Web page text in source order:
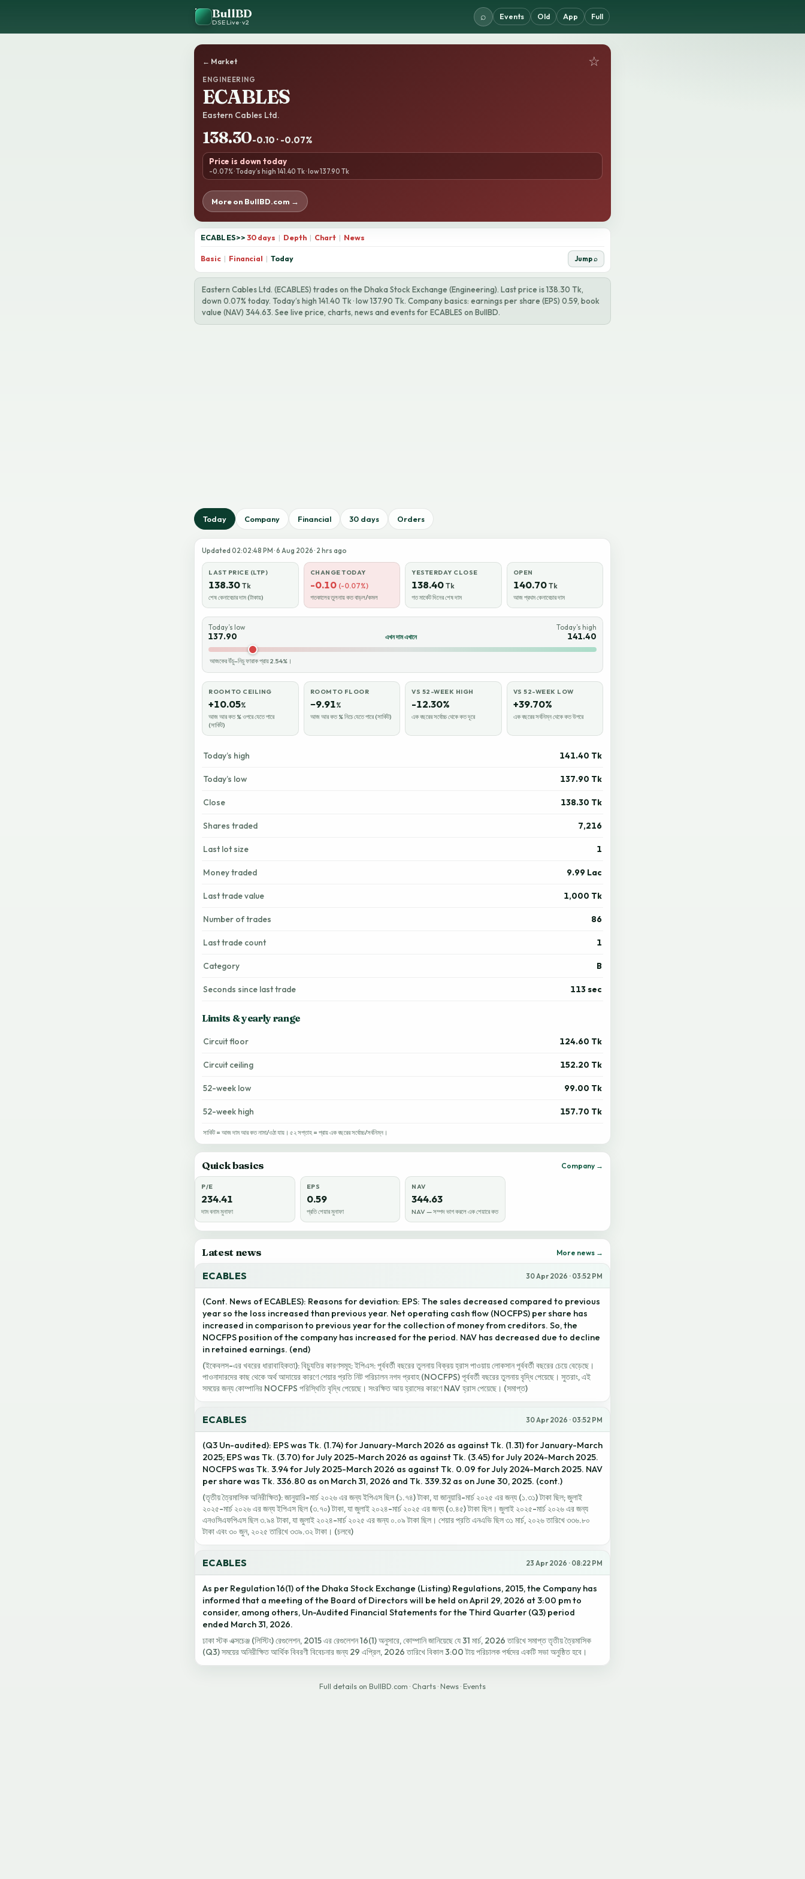
BullBD
DSE Live · v2
⌕ Events Old App Full
← Market ☆
ENGINEERING
ECABLES
Eastern Cables Ltd.
138.30-0.10 · -0.07%
Price is down today
-0.07% · Today’s high 141.40 Tk · low 137.90 Tk
More on BullBD.com →
ECABLES>> 30 days | Depth | Chart | News
Basic | Financial | Today Jump ⌕
Eastern Cables Ltd. (ECABLES) trades on the Dhaka Stock Exchange (Engineering). Last price is 138.30 Tk,
down 0.07% today. Today’s high 141.40 Tk · low 137.90 Tk. Company basics: earnings per share (EPS) 0.59, book
value (NAV) 344.63. See live price, charts, news and events for ECABLES on BullBD.
Today Company Financial 30 days Orders
Updated 02:02:48 PM · 6 Aug 2026 · 2 hrs ago
LAST PRICE (LTP)
138.30 Tk
শেষ কেনাবেচার দাম (টাকায়)
CHANGE TODAY
-0.10 (-0.07%)
গতকালের তুলনায় কত বাড়ল/কমল
YESTERDAY CLOSE
138.40 Tk
গত মার্কেট দিনের শেষ দাম
OPEN
140.70 Tk
আজ প্রথম কেনাবেচার দাম
Today’s low
137.90 এখন দাম এখানে
Today’s high
141.40
আজকের উঁচু–নিচু ফারাক প্রায় 2.54%।
ROOM TO CEILING
+10.05%
আজ আর কত % ওপরে যেতে পারে
(সার্কিট)
ROOM TO FLOOR
−9.91%
আজ আর কত % নিচে যেতে পারে (সার্কিট)
VS 52-WEEK HIGH
-12.30%
এক বছরের সর্বোচ্চ থেকে কত দূরে
VS 52-WEEK LOW
+39.70%
এক বছরের সর্বনিম্ন থেকে কত উপরে
Today’s high 141.40 Tk
Today’s low 137.90 Tk
Close 138.30 Tk
Shares traded 7,216
Last lot size 1
Money traded 9.99 Lac
Last trade value 1,000 Tk
Number of trades 86
Last trade count 1
Category B
Seconds since last trade 113 sec
Limits & yearly range
Circuit floor 124.60 Tk
Circuit ceiling 152.20 Tk
52-week low 99.00 Tk
52-week high 157.70 Tk
সার্কিট = আজ দাম আর কত নামা/ওঠা যায়। ৫২ সপ্তাহ = প্রায় এক বছরের সর্বোচ্চ/সর্বনিম্ন।
Quick basics Company →
P/E
234.41
দাম বনাম মুনাফা
EPS
0.59
প্রতি শেয়ার মুনাফা
NAV
344.63
NAV — সম্পদ ভাগ করলে এক শেয়ারে কত
Latest news More news →
ECABLES 30 Apr 2026 · 03:52 PM
(Cont. News of ECABLES): Reasons for deviation: EPS: The sales decreased compared to previous
year so the loss increased than previous year. Net operating cash flow (NOCFPS) per share has
increased in comparison to previous year for the collection of money from creditors. So, the
NOCFPS position of the company has increased for the period. NAV has decreased due to decline
in retained earnings. (end)
(ইকেবলস-এর খবরের ধারাবাহিকতা): বিচ্যুতির কারণসমূহ: ইপিএস: পূর্ববর্তী বছরের তুলনায় বিক্রয় হ্রাস পাওয়ায় লোকসান পূর্ববর্তী বছরের চেয়ে বেড়েছে।
পাওনাদারদের কাছ থেকে অর্থ আদায়ের কারণে শেয়ার প্রতি নিট পরিচালন নগদ প্রবাহ (NOCFPS) পূর্ববর্তী বছরের তুলনায় বৃদ্ধি পেয়েছে। সুতরাং, এই
সময়ের জন্য কোম্পানির NOCFPS পরিস্থিতি বৃদ্ধি পেয়েছে। সংরক্ষিত আয় হ্রাসের কারণে NAV হ্রাস পেয়েছে। (সমাপ্ত)
ECABLES 30 Apr 2026 · 03:52 PM
(Q3 Un-audited): EPS was Tk. (1.74) for January-March 2026 as against Tk. (1.31) for January-March
2025; EPS was Tk. (3.70) for July 2025-March 2026 as against Tk. (3.45) for July 2024-March 2025.
NOCFPS was Tk. 3.94 for July 2025-March 2026 as against Tk. 0.09 for July 2024-March 2025. NAV
per share was Tk. 336.80 as on March 31, 2026 and Tk. 339.32 as on June 30, 2025. (cont.)
(তৃতীয় ত্রৈমাসিক অনিরীক্ষিত): জানুয়ারি-মার্চ ২০২৬ এর জন্য ইপিএস ছিল (১.৭৪) টাকা, যা জানুয়ারি-মার্চ ২০২৫ এর জন্য (১.৩১) টাকা ছিল; জুলাই
২০২৫-মার্চ ২০২৬ এর জন্য ইপিএস ছিল (৩.৭০) টাকা, যা জুলাই ২০২৪-মার্চ ২০২৫ এর জন্য (৩.৪৫) টাকা ছিল। জুলাই ২০২৫-মার্চ ২০২৬ এর জন্য
এনওসিএফপিএস ছিল ৩.৯৪ টাকা, যা জুলাই ২০২৪-মার্চ ২০২৫ এর জন্য ০.০৯ টাকা ছিল। শেয়ার প্রতি এনএভি ছিল ৩১ মার্চ, ২০২৬ তারিখে ৩৩৬.৮০
টাকা এবং ৩০ জুন, ২০২৫ তারিখে ৩৩৯.৩২ টাকা। (চলবে)
ECABLES 23 Apr 2026 · 08:22 PM
As per Regulation 16(1) of the Dhaka Stock Exchange (Listing) Regulations, 2015, the Company has
informed that a meeting of the Board of Directors will be held on April 29, 2026 at 3:00 pm to
consider, among others, Un-Audited Financial Statements for the Third Quarter (Q3) period
ended March 31, 2026.
ঢাকা স্টক এক্সচেঞ্জ (লিস্টিং) রেগুলেশন, 2015 এর রেগুলেশন 16(1) অনুসারে, কোম্পানি জানিয়েছে যে 31 মার্চ, 2026 তারিখে সমাপ্ত তৃতীয় ত্রৈমাসিক
(Q3) সময়ের অনিরীক্ষিত আর্থিক বিবরণী বিবেচনার জন্য 29 এপ্রিল, 2026 তারিখে বিকাল 3:00 টায় পরিচালক পর্ষদের একটি সভা অনুষ্ঠিত হবে।
Full details on BullBD.com · Charts · News · Events